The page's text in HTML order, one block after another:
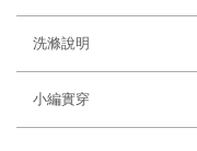
洗滌說明
小編實穿